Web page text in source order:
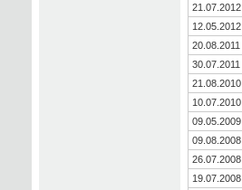
21.07.2012
12.05.2012
20.08.2011
30.07.2011
21.08.2010
10.07.2010
09.05.2009
09.08.2008
26.07.2008
19.07.2008